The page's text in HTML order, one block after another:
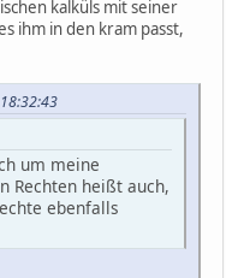
kalküls mit seiner
ihm in den kram passt,
um meine
Rechten heißt auch,
ebenfalls